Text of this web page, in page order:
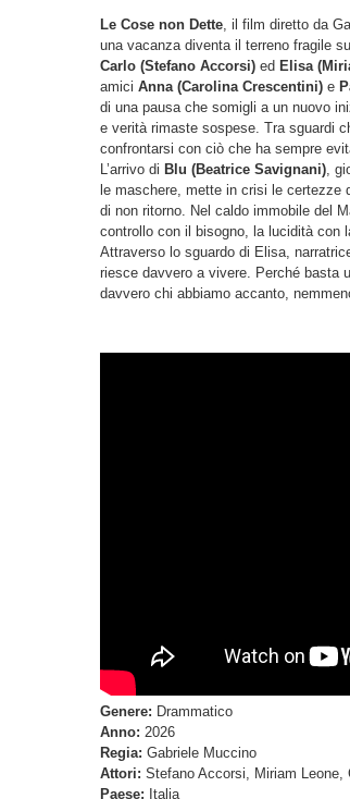
Le Cose non Dette, il film diretto da
una vacanza diventa il terreno fragile
Carlo (Stefano Accorsi) ed Elisa
amici Anna (Carolina Crescentini) e
di una pausa che somigli a un nuovo
e verità rimaste sospese. Tra sguardi
confrontarsi con ciò che ha sempre
L’arrivo di Blu (Beatrice Savignani),
le maschere, mette in crisi le certezze
di non ritorno. Nel caldo immobile del
controllo con il bisogno, la lucidità con
Attraverso lo sguardo di Elisa,
riesce davvero a vivere. Perché basta
davvero chi abbiamo accanto,
Genere: Drammatico
Anno: 2026
Regia: Gabriele Muccino
Attori: Stefano Accorsi, Miriam Leone,
Paese: Italia